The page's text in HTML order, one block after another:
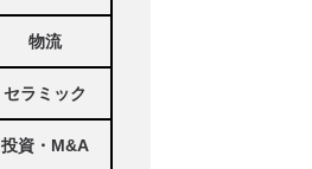
物流
セラミック
投資・M&A